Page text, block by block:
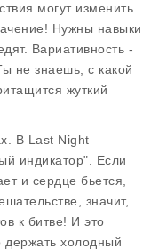
могут изменить
Нужны навыки
Вариативность -
не знаешь, с какой
жуткий
В Last Night
индикатор". Если
и сердце бьется,
значит,
к битве! И это
держать холодный